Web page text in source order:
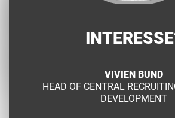
VIVIEN BUND
HEAD OF CENTRAL
DEVELOPMENT